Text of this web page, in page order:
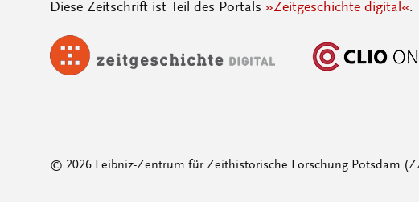
Diese Zeitschrift ist Teil des Portals »Zeitgeschichte digital«.
© 2026 Leibniz-Zentrum für Zeithistorische Forschung Potsdam